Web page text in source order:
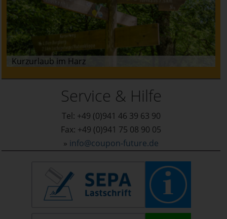
Kurzurlaub im Harz
Service & Hilfe
Tel: +49 (0)941 46 39 63 90
Fax: +49 (0)941 75 08 90 05
» info@coupon-future.de